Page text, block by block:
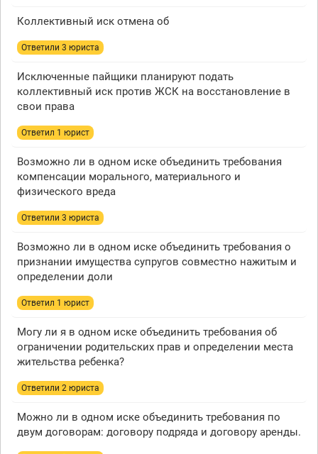
Коллективный иск отмена об
Ответили 3 юристa
Исключенные пайщики планируют подать
коллективный иск против ЖСК на восстановление в
свои права
Ответил 1 юрист
Возможно ли в одном иске объединить требования
компенсации морального, материального и
физического вреда
Ответили 3 юристa
Возможно ли в одном иске объединить требования о
признании имущества супругов совместно нажитым и
определении доли
Ответил 1 юрист
Могу ли я в одном иске объединить требования об
ограничении родительских прав и определении места
жительства ребенка?
Ответили 2 юристa
Можно ли в одном иске объединить требования по
двум договорам: договору подряда и договору аренды.